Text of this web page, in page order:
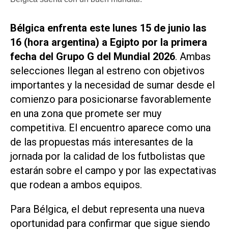
Bélgica enfrenta este lunes 15 de junio las
16 (hora argentina) a Egipto por la primera
fecha del Grupo G del Mundial 2026. Ambas
selecciones llegan al estreno con objetivos
importantes y la necesidad de sumar desde el
comienzo para posicionarse favorablemente
en una zona que promete ser muy
competitiva. El encuentro aparece como una
de las propuestas más interesantes de la
jornada por la calidad de los futbolistas que
estarán sobre el campo y por las expectativas
que rodean a ambos equipos.
Para Bélgica, el debut representa una nueva
oportunidad para confirmar que sigue siendo